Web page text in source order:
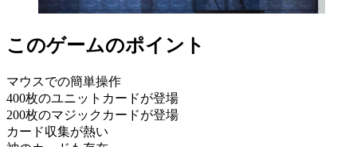
このゲームのポイント
マウスでの簡単操作
400枚のユニットカードが登場
200枚のマジックカードが登場
カード収集が熱い